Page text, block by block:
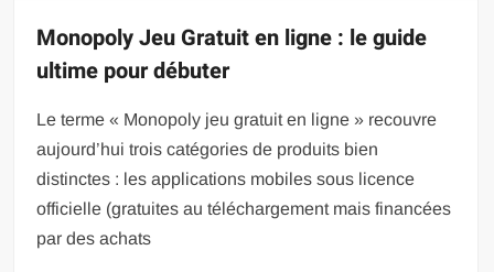
Monopoly Jeu Gratuit en ligne : le guide
ultime pour débuter
Le terme « Monopoly jeu gratuit en ligne » recouvre
aujourd’hui trois catégories de produits bien
distinctes : les applications mobiles sous licence
officielle (gratuites au téléchargement mais financées
par des achats